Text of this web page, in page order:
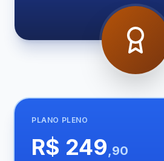
PLANO PLENO
R$ 249,90